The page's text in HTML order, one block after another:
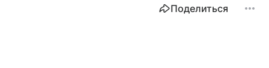
Поделиться